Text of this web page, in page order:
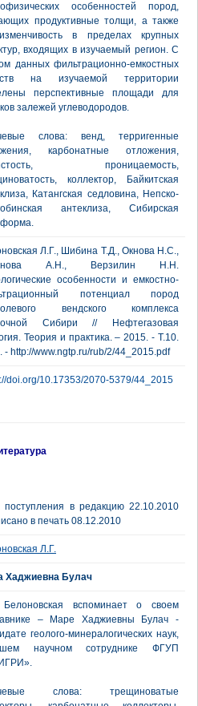
особенностей пород,
продуктивные толщи, а также
в пределах крупных
входящих в изучаемый регион. С
данных фильтрационно-емкостных
на изучаемой территории
перспективные площади для
залежей углеводородов.
слова: венд, терригенные
карбонатные отложения,
проницаемость,
коллектор, Байкитская
Катангская седловина, Непско-
антеклиза, Сибирская
Л.Г., Шибина Т.Д., Окнова Н.С.,
А.Н., Верзилин Н.Н.
особенности и емкостно-
потенциал пород
вендского комплекса
Cибири // Нефтегазовая
Теория и практика. – 2015. - Т.10.
http://www.ngtp.ru/rub/2/44_2015.pdf
doi.org/10.17353/2070-5379/44_2015
поступления в редакцию 22.10.2010
в печать 08.12.2010
Л.Г.
Хаджиевна Булач
вспоминает о своем
– Маре Хаджиевны Булач -
геолого-минералогических наук,
научном сотруднике ФГУП
слова: трещиноватые